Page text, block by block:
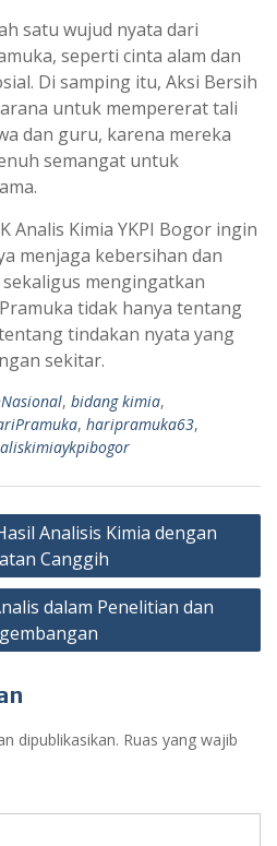
satu wujud nyata dari
seperti cinta alam dan
Di samping itu, Aksi Bersih
untuk mempererat tali
dan guru, karena mereka
semangat untuk
Analis Kimia YKPI Bogor ingin
menjaga kebersihan dan
mengingatkan
tidak hanya tentang
tindakan nyata yang
sekitar.
, bidang kimia,
, haripramuka63,
Analisis Kimia dengan
Canggih
dalam Penelitian dan
dipublikasikan. Ruas yang wajib